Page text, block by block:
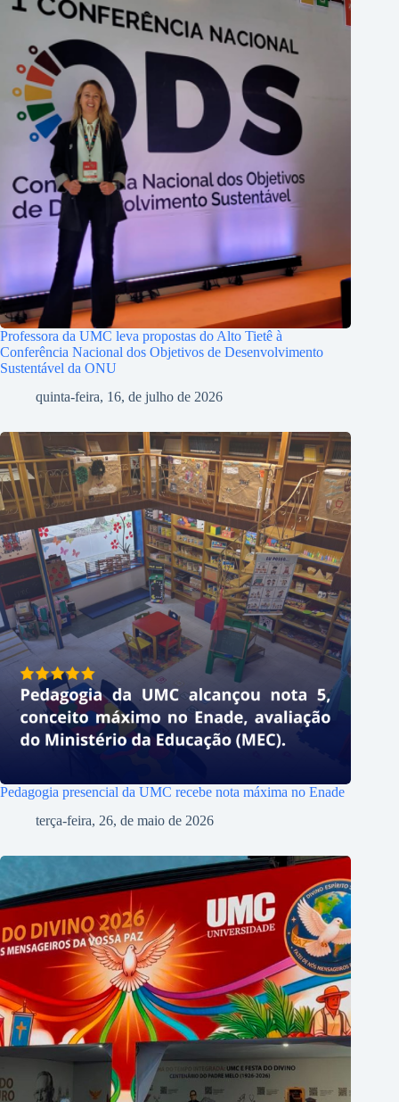
Professora da UMC leva propostas do Alto Tietê à
Conferência Nacional dos Objetivos de Desenvolvimento
Sustentável da ONU
quinta-feira, 16, de julho de 2026
Pedagogia presencial da UMC recebe nota máxima no Enade
terça-feira, 26, de maio de 2026